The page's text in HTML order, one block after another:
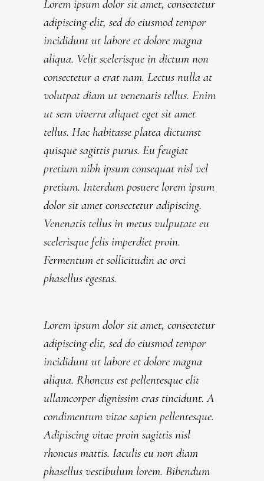
Lorem ipsum dolor sit amet, consectetur
adipiscing elit, sed do eiusmod tempor
incididunt ut labore et dolore magna
aliqua. Velit scelerisque in dictum non
consectetur a erat nam. Lectus nulla at
volutpat diam ut venenatis tellus. Enim
ut sem viverra aliquet eget sit amet
tellus. Hac habitasse platea dictumst
quisque sagittis purus. Eu feugiat
pretium nibh ipsum consequat nisl vel
pretium. Interdum posuere lorem ipsum
dolor sit amet consectetur adipiscing.
Venenatis tellus in metus vulputate eu
scelerisque felis imperdiet proin.
Fermentum et sollicitudin ac orci
phasellus egestas.
Lorem ipsum dolor sit amet, consectetur
adipiscing elit, sed do eiusmod tempor
incididunt ut labore et dolore magna
aliqua. Rhoncus est pellentesque elit
ullamcorper dignissim cras tincidunt. A
condimentum vitae sapien pellentesque.
Adipiscing vitae proin sagittis nisl
rhoncus mattis. Iaculis eu non diam
phasellus vestibulum lorem. Bibendum